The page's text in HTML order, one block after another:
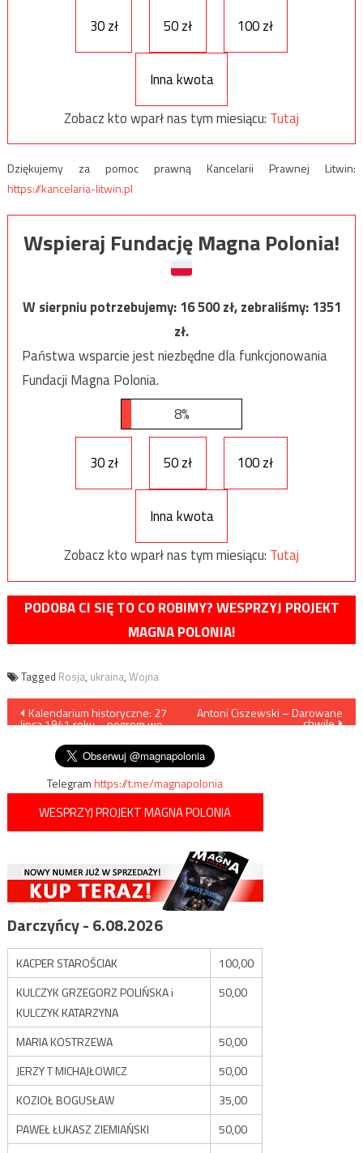
30 zł
50 zł 100 zł
Inna kwota
Zobacz kto wparł nas tym miesiącu: Tutaj
Dziękujemy za pomoc prawną Kancelarii Prawnej Litwin:
https://kancelaria-litwin.pl
Wspieraj Fundację Magna Polonia!
W sierpniu potrzebujemy:16 500zł, zebraliśmy:1351
zł.
Państwa wsparcie jest niezbędne dla funkcjonowania
Fundacji Magna Polonia.
8%
30 zł 50 zł 100 zł
Inna kwota
Zobacz kto wparł nas tym miesiącu: Tutaj
PODOBA CI SIĘ TO CO ROBIMY? WESPRZYJ PROJEKT
MAGNA POLONIA!
Tagged Rosja, ukraina, Wojna
Nawigacja
wpisu
Kalendarium historyczne: 27
lipca 1941 roku – pogrom we
Antoni Ciszewski – Darowane
chwile
Telegramhttps://t.me/magnapolonia
WESPRZYJ PROJEKT MAGNA POLONIA
Darczyńcy - 6.08.2026
KACPER STAROŚCIAK
100,00
KULCZYK GRZEGORZ POLIŃSKA i
KULCZYK KATARZYNA
50,00
MARIA KOSTRZEWA
50,00
JERZY T MICHAJŁOWICZ
50,00
KOZIOŁ BOGUSŁAW
35,00
PAWEŁ ŁUKASZ ZIEMIAŃSKI
50,00